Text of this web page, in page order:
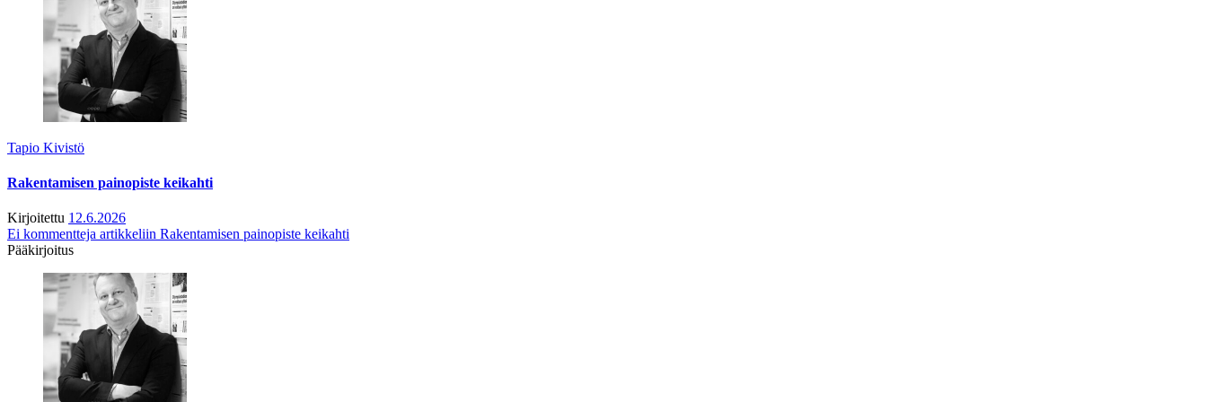
Tapio Kivistö
Rakentamisen painopiste keikahti
Kirjoitettu 12.6.2026
Ei kommentteja artikkeliin Rakentamisen painopiste keikahti
Pääkirjoitus